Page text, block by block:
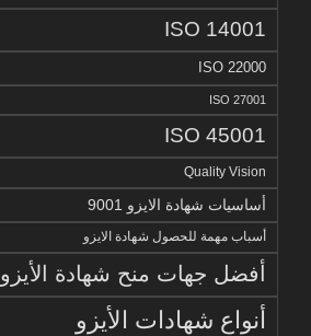
ISO 14001
ISO 22000
ISO 27001
ISO 45001
Quality Vision
أساسيات شهادة الايزو 9001
أسباب مهمة للحصول شهادة الايزو
أفضل جهات منح شهادة الأيزو
أنواع شهادات الأيزو